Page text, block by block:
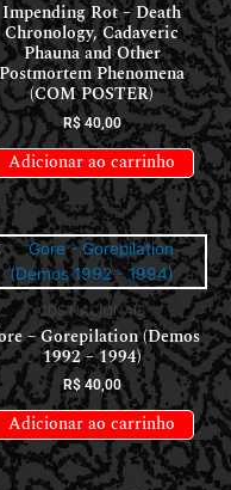
Impending Rot – Death
Chronology, Cadaveric
Phauna and Other
Postmortem Phenomena
(COM POSTER)
R$40,00
Adicionar ao carrinho
CDS NACIONAIS
– Gorepilation (Demos
1992 – 1994)
R$40,00
Adicionar ao carrinho